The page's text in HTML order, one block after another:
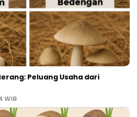
Peluang Usaha dari
WIB